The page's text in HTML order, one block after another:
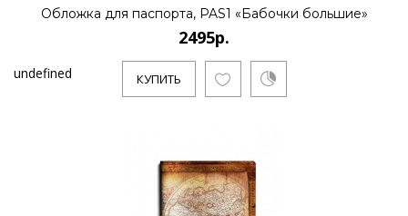
Обложка для паспорта, PAS1 «Бабочки большие»
2495р.
КУПИТЬ
undefined